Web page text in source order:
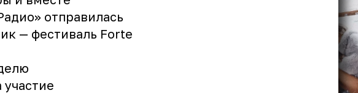
отправилась
— фестиваль Forte